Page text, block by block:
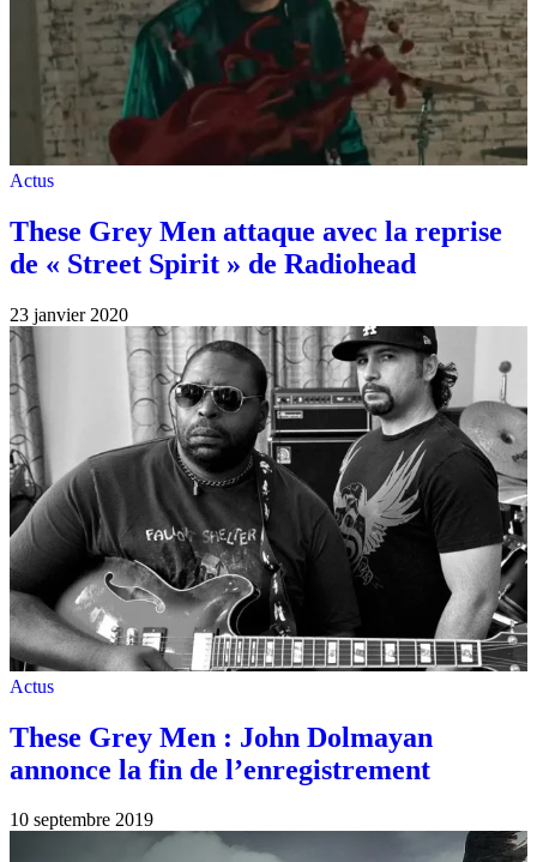
Actus
These Grey Men attaque avec la reprise
de « Street Spirit » de Radiohead
23 janvier 2020
Actus
These Grey Men : John Dolmayan
annonce la fin de l’enregistrement
10 septembre 2019